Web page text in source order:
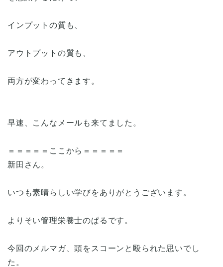
インプットの質も、
アウトプットの質も、
両方が変わってきます。
早速、こんなメールも来てました。
＝＝＝＝＝ここから＝＝＝＝＝
新田さん。
いつも素晴らしい学びをありがとうございます。
よりそい管理栄養士のぱるです。
今回のメルマガ、頭をスコーンと殴られた思いでし
た。